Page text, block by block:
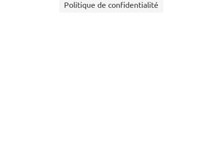
Politique de confidentialité